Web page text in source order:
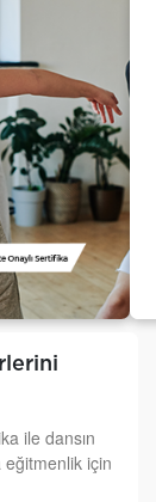
ile dansın
eğitmenlik için